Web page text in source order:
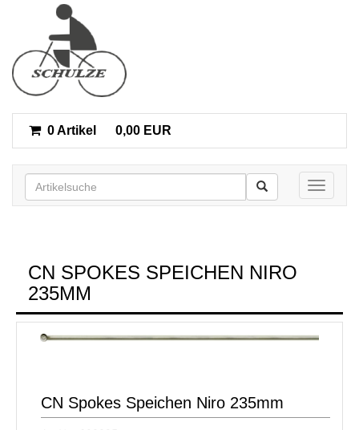
0 Artikel 0,00 EUR
Toggle
CN SPOKES SPEICHEN NIRO
235MM
CN Spokes Speichen Niro 235mm